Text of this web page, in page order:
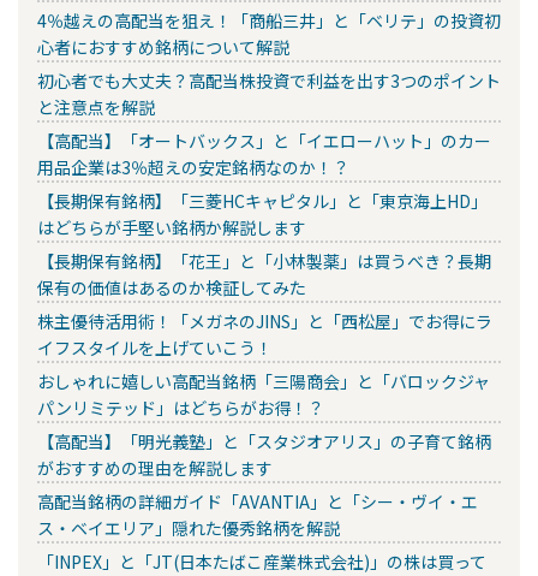
4％越えの高配当を狙え！「商船三井」と「ベリテ」の投資初
心者におすすめ銘柄について解説
初心者でも大丈夫？高配当株投資で利益を出す3つのポイント
と注意点を解説
【高配当】「オートバックス」と「イエローハット」のカー
用品企業は3％超えの安定銘柄なのか！？
【長期保有銘柄】「三菱HCキャピタル」と「東京海上HD」
はどちらが手堅い銘柄か解説します
【長期保有銘柄】「花王」と「小林製薬」は買うべき？長期
保有の価値はあるのか検証してみた
株主優待活用術！「メガネのJINS」と「西松屋」でお得にラ
イフスタイルを上げていこう！
おしゃれに嬉しい高配当銘柄「三陽商会」と「バロックジャ
パンリミテッド」はどちらがお得！？
【高配当】「明光義塾」と「スタジオアリス」の子育て銘柄
がおすすめの理由を解説します
高配当銘柄の詳細ガイド「AVANTIA」と「シー・ヴイ・エ
ス・ベイエリア」隠れた優秀銘柄を解説
「INPEX」と「JT(日本たばこ産業株式会社)」の株は買って